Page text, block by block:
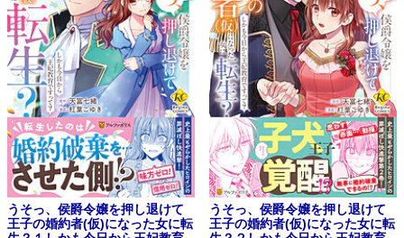
うそっ、侯爵令嬢を押し退けて
王子の婚約者(仮)になった女に転
うそっ、侯爵令嬢を押し退けて
王子の婚約者(仮)になった女に転